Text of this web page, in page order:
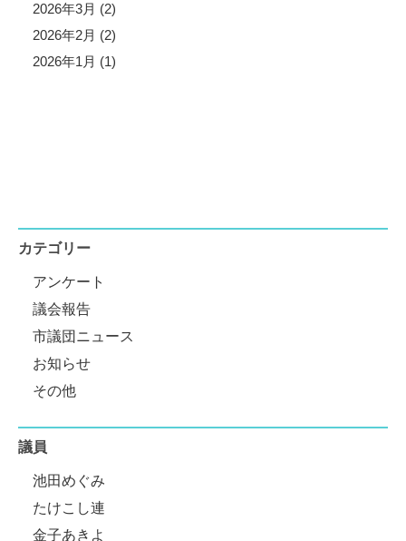
2026年3月 (2)
2026年2月 (2)
2026年1月 (1)
カテゴリー
アンケート
議会報告
市議団ニュース
お知らせ
その他
議員
池田めぐみ
たけこし連
金子あきよ